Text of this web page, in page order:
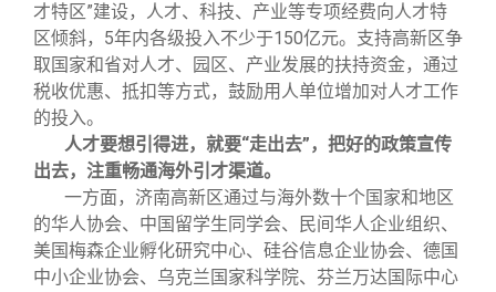
制度法规
才特区”建设，人才、科技、产业等专项经费向人才特
区倾斜， 5年内各级投入不少于150亿元。支持高新区争
取国家和省对人才、园区、产业发展的扶持资金，通过
税收优惠、抵扣等方式，鼓励用人单位增加对人才工作
的投入。
人才要想引得进，就要“走出去”，把好的政策宣传
出去，注重畅通海外引才渠道。
一方面，济南高新区通过与海外数十个国家和地区
的华人协会、中国留学生同学会、民间华人企业组织、
美国梅森企业孵化研究中心、硅谷信息企业协会、德国
中小企业协会、乌克兰国家科学院、芬兰万达国际中心